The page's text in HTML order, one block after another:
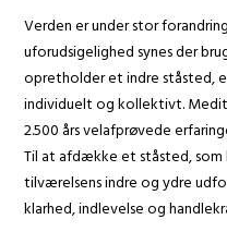
Verden er under stor
uforudsigelighed synes der
opretholder et indre ståsted,
individuelt og kollektivt.
2.500 års velafprøvede
Til at afdække et ståsted,
tilværelsens indre og ydre
klarhed, indlevelse og